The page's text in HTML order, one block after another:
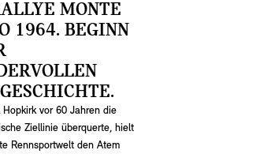
MONTE
1964. BEGINN
Hopkirk vor 60 Jahren die
Ziellinie überquerte, hielt
Rennsportwelt den Atem